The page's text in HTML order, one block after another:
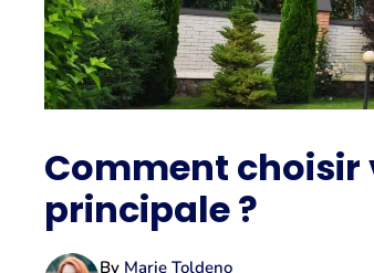
Comment choisir
principale ?
By Marie Toldeno